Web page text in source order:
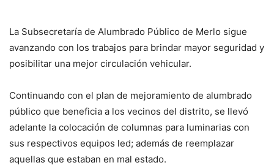
La Subsecretaría de Alumbrado Público de Merlo sigue
avanzando con los trabajos para brindar mayor seguridad y
posibilitar una mejor circulación vehicular.
Continuando con el plan de mejoramiento de alumbrado
público que beneficia a los vecinos del distrito, se llevó
adelante la colocación de columnas para luminarias con
sus respectivos equipos led; además de reemplazar
aquellas que estaban en mal estado.